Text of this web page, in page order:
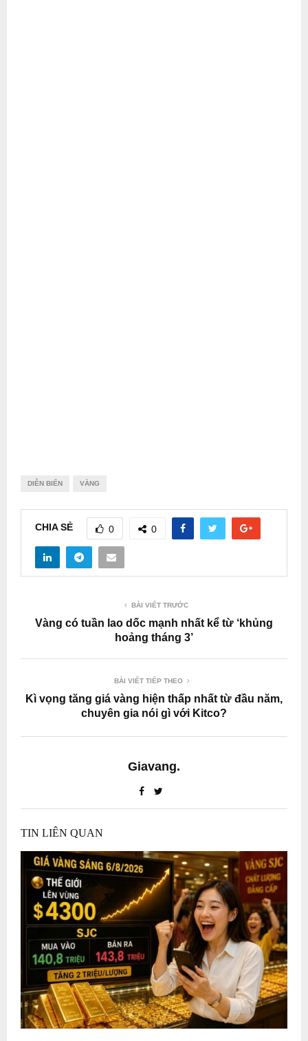
DIỄN BIẾN VÀNG
CHIA SẺ 0 0
BÀI VIẾT TRƯỚC
Vàng có tuần lao dốc mạnh nhất kể từ ‘khủng
hoảng tháng 3’
BÀI VIẾT TIẾP THEO
Kì vọng tăng giá vàng hiện thấp nhất từ đầu năm,
chuyên gia nói gì với Kitco?
Giavang.
TIN LIÊN QUAN